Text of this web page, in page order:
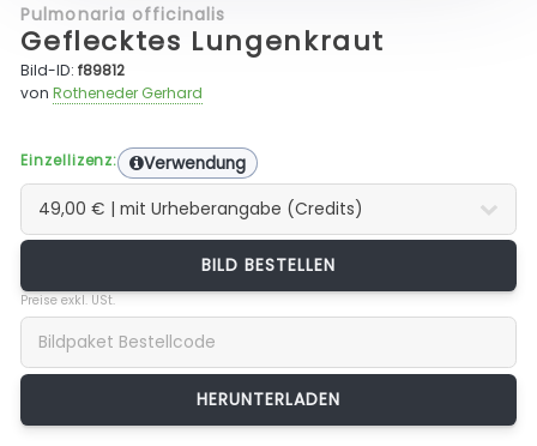
Pulmonaria officinalis
Geflecktes Lungenkraut
Bild-ID:f89812
vonRotheneder Gerhard
Einzellizenz: Verwendung
BILD BESTELLEN
Preise exkl. USt.